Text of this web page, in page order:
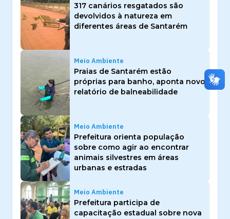
317 canários resgatados são
devolvidos à natureza em
diferentes áreas de Santarém
Meio Ambiente
Praias de Santarém estão
próprias para banho, aponta novo
relatório de balneabilidade
Meio Ambiente
Prefeitura orienta população
sobre como agir ao encontrar
animais silvestres em áreas
urbanas e estradas
Meio Ambiente
Prefeitura participa de
capacitação estadual sobre nova